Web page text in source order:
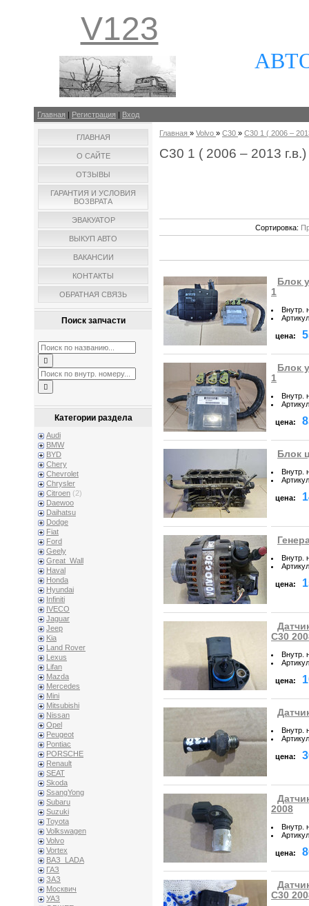
V123
Главная | Регистрация | Вход
ГЛАВНАЯ
О САЙТЕ
ОТЗЫВЫ
ГАРАНТИЯ И УСЛОВИЯ
ВОЗВРАТА
ЭВАКУАТОР
ВЫКУП АВТО
ВАКАНСИИ
КОНТАКТЫ
ОБРАТНАЯ СВЯЗЬ
Поиск запчасти
Категории раздела
Audi
BMW
BYD
Chery
Chevrolet
Chrysler
Citroen (2)
Daewoo
Daihatsu
Dodge
Fiat
Ford
Geely
Great_Wall
Haval
Honda
Hyundai
Infiniti
IVECO
Jaguar
Jeep
Kia
Land Rover
Lexus
Lifan
Mazda
Mercedes
Mini
Mitsubishi
Nissan
Opel
Peugeot
Pontiac
PORSCHE
Renault
SEAT
Skoda
SsangYong
Subaru
Suzuki
Toyota
Volkswagen
Volvo
Vortex
ВАЗ_LADA
ГАЗ
ЗАЗ
Москвич
УАЗ
Главная » Volvo » C30 » C30 1 ( 2006 –
C30 1 ( 2006 – 2013 г.в.)
Сортировка:
Блок
1
Внутр.
Артикул
цена:
Блок
1
Внутр.
Артикул
цена:
Блок
Внутр.
Артикул
цена:
Внутр.
Артикул
цена:
C30
Внутр.
Артикул
цена:
Внутр.
Артикул
цена:
2008
Внутр.
Артикул
цена:
C30